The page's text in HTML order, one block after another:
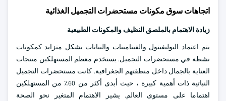
اتجاهات سوق مكونات مستحضرات التجميل الغذائية
زيادة الاهتمام بالملصق النظيف والمكونات الطبيعية
يتم اعتماد البوليفينول والفيتامينات والنباتات بشكل متزايد كمكونات
نشطة في مستحضرات التجميل. يستخدم معظم المستهلكين منتجات
العناية بالجمال داخل منطقتهم الجغرافية. كانت مستحضرات التجميل
النباتية ذات أهمية كبيرة ، حيث أبدى أكثر من 60٪ من المستهلكين
اهتماما على مستوى العالم. يشير الاهتمام المتغير نحو الصحة